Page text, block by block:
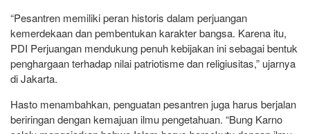
“Pesantren memiliki peran historis dalam perjuangan
kemerdekaan dan pembentukan karakter bangsa. Karena itu,
PDI Perjuangan mendukung penuh kebijakan ini sebagai bentuk
penghargaan terhadap nilai patriotisme dan religiusitas,” ujarnya
di Jakarta.
Hasto menambahkan, penguatan pesantren juga harus berjalan
beriringan dengan kemajuan ilmu pengetahuan. “Bung Karno